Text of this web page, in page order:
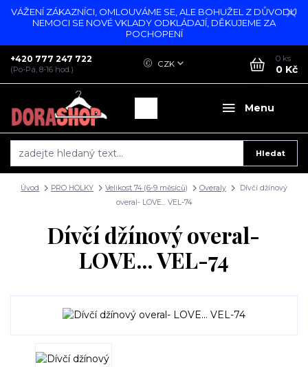
VÁŽENÍ ZÁKAZNÍCI, OMLOUVÁME SE, ALE BOHUŽEL Z DŮVODU
NEMOCI SE NOVÉ VKLADY ODKLÁDAJÍ, DĚKUJEME ZA
POCHOPENÍ
Menu
CZK
Hledat
+420 777 247 722
(Po-Pá, 8-16 hod.)
0 ks
0 Kč
Úvod PRO HOLKY Velikost 74 (6-9 měsíců) Overaly
Dívčí džínový
overal- LOVE... VEL-74
Dívčí džínový overal-
LOVE... VEL-74